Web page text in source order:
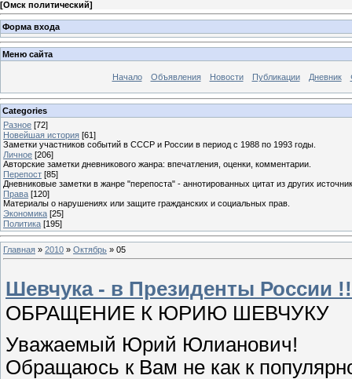
[Омск политический]
Форма входа
Меню сайта
Начало Объявления Новости Публикации Дневник
Categories
Разное [72]
Новейшая история [61]
Заметки участников событий в СССР и России в период с 1988 по 1993 годы.
Личное [206]
Авторские заметки дневникового жанра: впечатления, оценки, комментарии.
Перепост [85]
Дневниковые заметки в жанре "перепоста" - аннотированных цитат из других
Права [120]
Материалы о нарушениях или защите гражданских и социальных прав.
Экономика [25]
Политика [195]
Главная » 2010 » Октябрь » 05
Шевчука - в Президенты России
ОБРАЩЕНИЕ К ЮРИЮ ШЕВЧУКУ
Уважаемый Юрий Юлианович!
Обращаюсь к Вам не как к